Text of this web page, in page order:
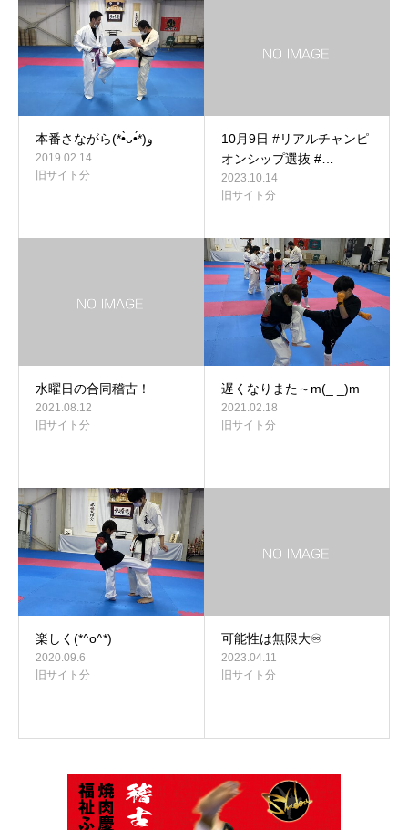
本番さながら(*•̀ᴗ•́*)و
2019.02.14
旧サイト分
10月9日 #リアルチャンピ
オンシップ選抜 #…
2023.10.14
旧サイト分
水曜日の合同稽古！
2021.08.12
旧サイト分
遅くなりまた～m(_ _)m
2021.02.18
旧サイト分
楽しく(*^o^*)
2020.09.6
旧サイト分
可能性は無限大♾
2023.04.11
旧サイト分